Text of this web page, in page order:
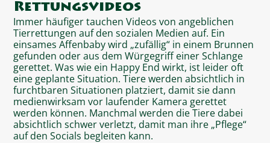
Rettungsvideos
Immer häufiger tauchen Videos von angeblichen
Tierrettungen auf den sozialen Medien auf. Ein
einsames Affenbaby wird „zufällig“ in einem Brunnen
gefunden oder aus dem Würgegriff einer Schlange
gerettet. Was wie ein Happy End wirkt, ist leider oft
eine geplante Situation. Tiere werden absichtlich in
furchtbaren Situationen platziert, damit sie dann
medienwirksam vor laufender Kamera gerettet
werden können. Manchmal werden die Tiere dabei
absichtlich schwer verletzt, damit man ihre „Pflege“
auf den Socials begleiten kann.